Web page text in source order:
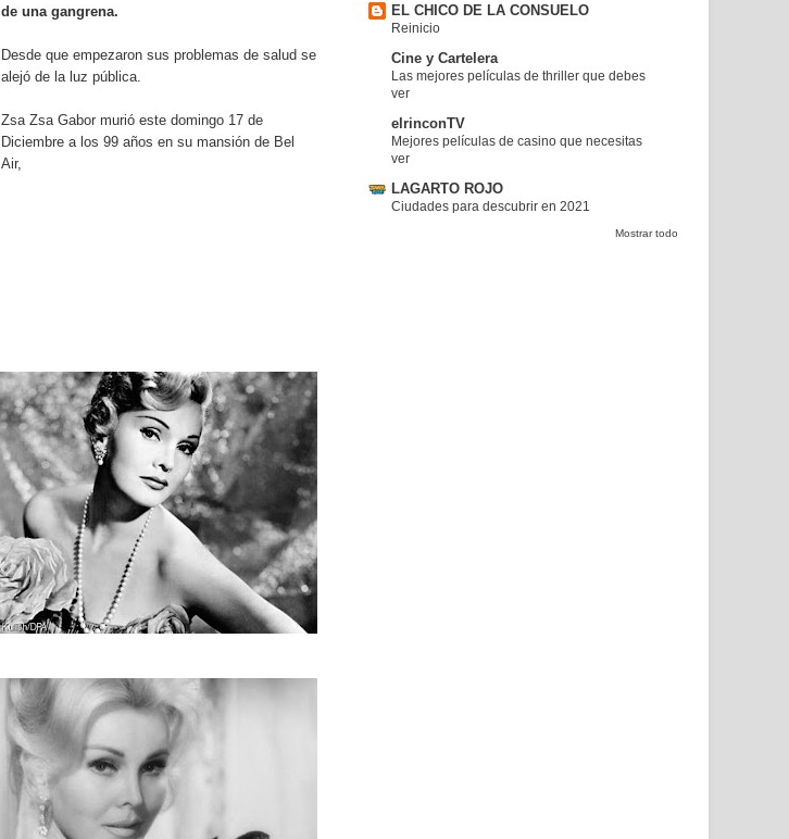
de una gangrena.
Desde que empezaron sus problemas de salud se
alejó de la luz pública.
Zsa Zsa Gabor murió este domingo 17 de
Diciembre a los 99 años en su mansión de Bel
Air,
EL CHICO DE LA CONSUELO
Reinicio
Cine y Cartelera
Las mejores películas de thriller que debes
ver
elrinconTV
Mejores películas de casino que necesitas
ver
LAGARTO ROJO
Ciudades para descubrir en 2021
Mostrar todo